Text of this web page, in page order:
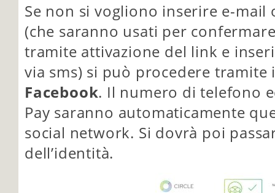
Se non si vogliono inserire e-
(che saranno usati per
tramite attivazione del link e
via sms) si può procedere
Facebook. Il numero di telefono
Pay saranno automaticamente
social network. Si dovrà poi
dell’identità.